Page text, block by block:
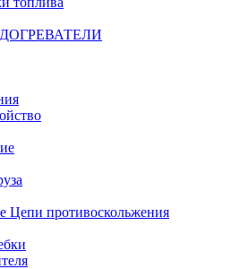
Цепи противоскольжения